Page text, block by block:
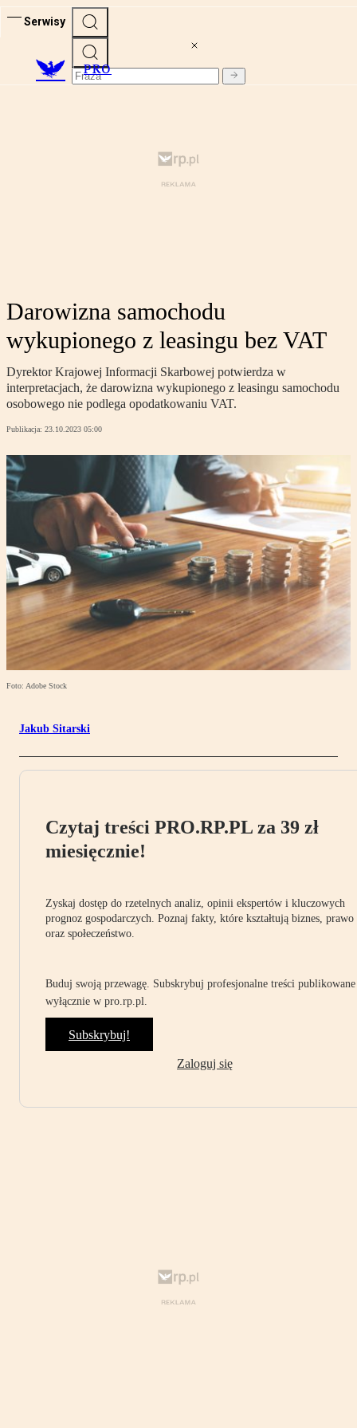
Serwisy
PRO
Darowizna samochodu
wykupionego z leasingu bez VAT
Dyrektor Krajowej Informacji Skarbowej potwierdza w
interpretacjach, że darowizna wykupionego z leasingu samochodu
osobowego nie podlega opodatkowaniu VAT.
Publikacja: 23.10.2023 05:00
Foto: Adobe Stock
Jakub Sitarski
Czytaj treści PRO.RP.PL za 39 zł
miesięcznie!
Zyskaj dostęp do rzetelnych analiz, opinii ekspertów i kluczowych
prognoz gospodarczych. Poznaj fakty, które kształtują biznes, prawo
oraz społeczeństwo.
Buduj swoją przewagę. Subskrybuj profesjonalne treści publikowane
wyłącznie w pro.rp.pl.
Subskrybuj!
Zaloguj się